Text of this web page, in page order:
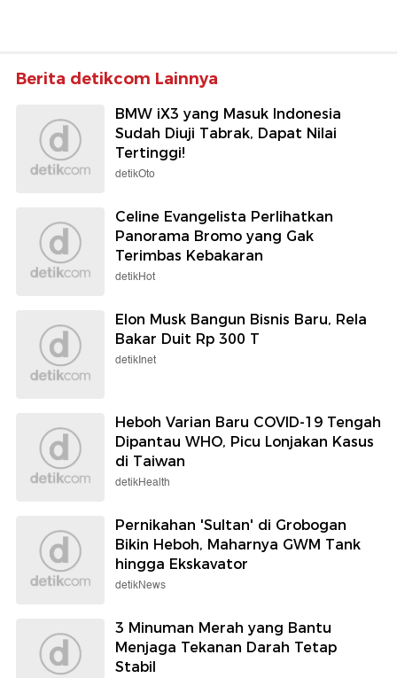
Berita detikcom Lainnya
BMW iX3 yang Masuk Indonesia
Sudah Diuji Tabrak, Dapat Nilai
Tertinggi!
detikOto
Celine Evangelista Perlihatkan
Panorama Bromo yang Gak
Terimbas Kebakaran
detikHot
Elon Musk Bangun Bisnis Baru, Rela
Bakar Duit Rp 300 T
detikInet
Heboh Varian Baru COVID-19 Tengah
Dipantau WHO, Picu Lonjakan Kasus
di Taiwan
detikHealth
Pernikahan 'Sultan' di Grobogan
Bikin Heboh, Maharnya GWM Tank
hingga Ekskavator
detikNews
3 Minuman Merah yang Bantu
Menjaga Tekanan Darah Tetap
Stabil